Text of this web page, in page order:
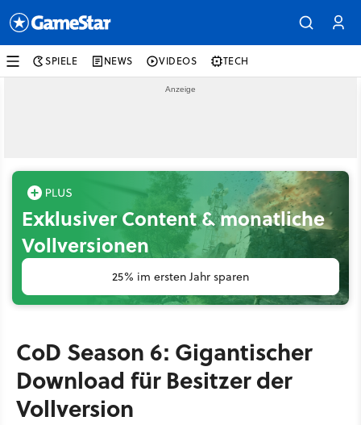
SPIELE NEWS VIDEOS TECH
Exklusiver Content & monatliche
Vollversionen
25% im ersten Jahr sparen
CoD Season 6: Gigantischer
Download für Besitzer der
Vollversion